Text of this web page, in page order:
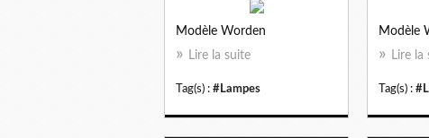
Modèle Worden
Lire la suite
Tag(s) : #Lampes
Modèle
Lire la
Tag(s) :